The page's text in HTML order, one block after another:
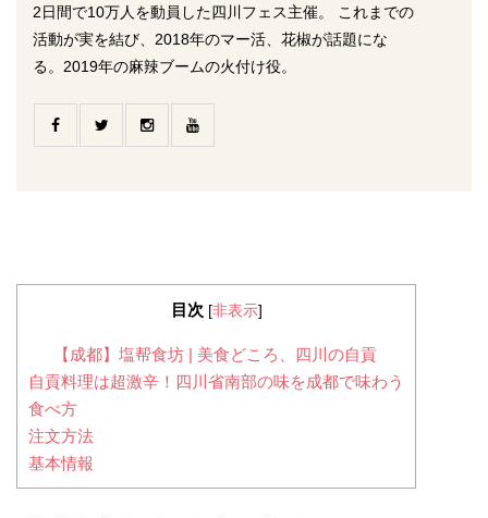
2日間で10万人を動員した四川フェス主催。 これまでの
活動が実を結び、2018年のマー活、花椒が話題にな
る。2019年の麻辣ブームの火付け役。
目次 [非表示]
【成都】塩帮食坊 | 美食どころ、四川の自貢
自貢料理は超激辛！四川省南部の味を成都で味わう
食べ方
注文方法
基本情報